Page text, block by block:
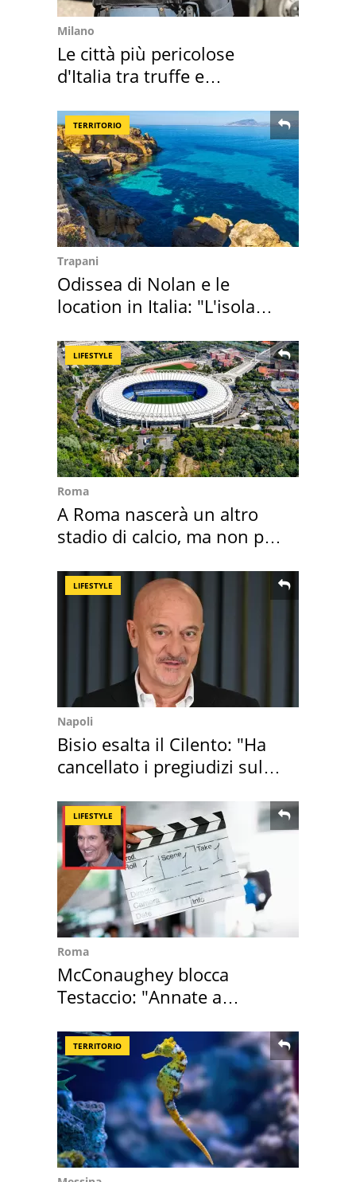
Milano
Le città più pericolose
d'Italia tra truffe e
TERRITORIO
Trapani
Odissea di Nolan e le
location in Italia: "L'isola
LIFESTYLE
Roma
A Roma nascerà un altro
stadio di calcio, ma non per
LIFESTYLE
Napoli
Bisio esalta il Cilento: "Ha
cancellato i pregiudizi sul
LIFESTYLE
Roma
McConaughey blocca
Testaccio: "Annate a
TERRITORIO